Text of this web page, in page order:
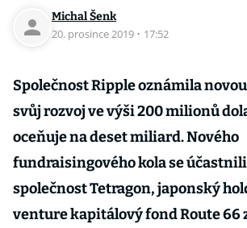
Michal Šenk
20. prosince 2019 · 17:52
Společnost Ripple oznámila
svůj rozvoj ve výši 200 milionů
oceňuje na deset miliard. Nového
fundraisingového kola se
společnost Tetragon, japonský
venture kapitálový fond Route 66